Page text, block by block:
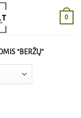
0
“BERŽŲ”